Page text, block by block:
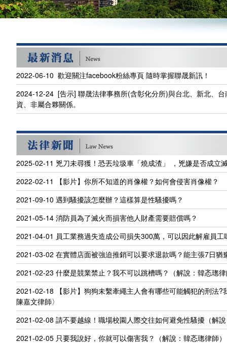
2022-06-10 歡迎關注facebook粉絲專頁 隨時掌握聯晟新訊！
2024-12-24 [告示] 聯晟法律事務所(含彰化分所)與台北、新北、
資、非屬合夥關係。
2025-02-11 兇刀未尋獲！恐丟垃圾車「燒成渣」 ，兇嫌是否成立
2022-02-11
【影片】你所不知道的肖像權？如何會侵害肖像權？
2021-09-10 遇到騷擾該怎麼辦？這樣算是性騷擾嗎？
2021-05-14 消防員為了滅火而損害他人財產需要賠償嗎？
2021-04-01 員工業務過失造成公司損失300萬，可以因此解雇員
2021-03-02 在實體店面被強迫推銷可以要求退款嗎？能主張7日猶
2021-02-23 什麼是競業禁止？我不可以跳槽嗎？（解說：韓忞璁
2021-02-18
【影片】狗狗未繫牽繩主人會有哪些可能觸犯的刑法
陳嘉文律師〉
2021-02-08 請不要越線！職場校園人際交往如何避免性騷擾（解
2021-02-05 只要我說好，你就可以傷害我？（解說：韓忞璁律師）